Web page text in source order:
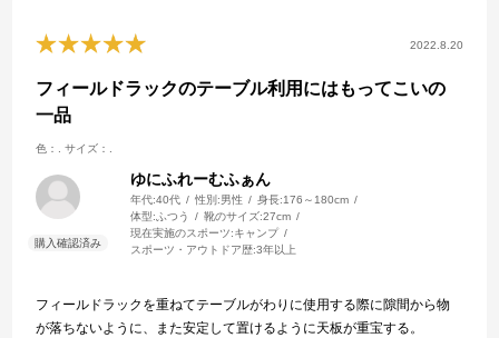
2022.8.20
フィールドラックのテーブル利用にはもってこいの
一品
色：. サイズ：.
ゆにふれーむふぁん
年代:40代 性別:男性 身長:176～180cm
体型:ふつう 靴のサイズ:27cm
現在実施のスポーツ:キャンプ
スポーツ・アウトドア歴:3年以上
フィールドラックを重ねてテーブルがわりに使用する際に隙間から物
が落ちないように、また安定して置けるように天板が重宝する。